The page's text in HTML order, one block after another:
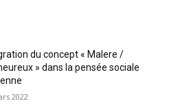
du concept « Malere /
» dans la pensée sociale
2022